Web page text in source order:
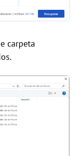
carpeta